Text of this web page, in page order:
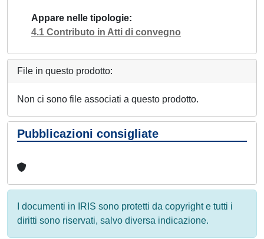
Appare nelle tipologie
4.1 Contributo in Atti di convegno
File in questo prodotto:
Non ci sono file associati a questo prodotto.
Pubblicazioni consigliate
I documenti in IRIS sono protetti da copyright e tutti i
diritti sono riservati, salvo diversa indicazione.